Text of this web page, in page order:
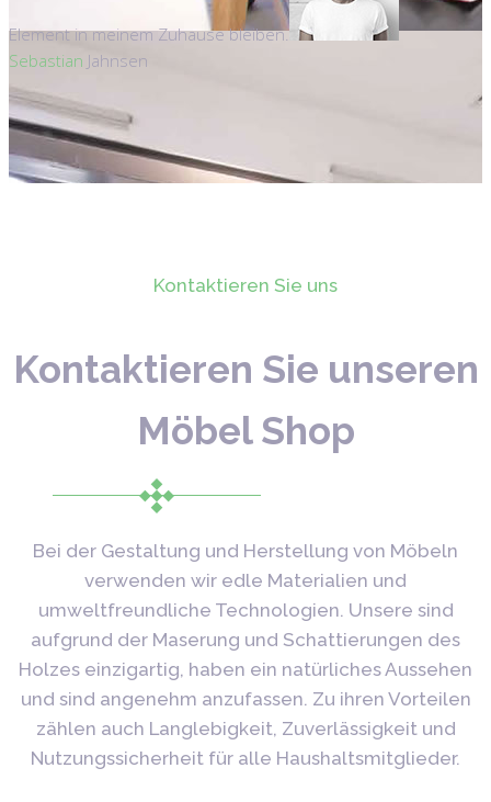
Element in meinem Zuhause bleiben.
Sebastian Jahnsen
Kontaktieren Sie uns
Kontaktieren Sie unseren
Möbel Shop
Bei der Gestaltung und Herstellung von Möbeln
verwenden wir edle Materialien und
umweltfreundliche Technologien. Unsere sind
aufgrund der Maserung und Schattierungen des
Holzes einzigartig, haben ein natürliches Aussehen
und sind angenehm anzufassen. Zu ihren Vorteilen
zählen auch Langlebigkeit, Zuverlässigkeit und
Nutzungssicherheit für alle Haushaltsmitglieder.